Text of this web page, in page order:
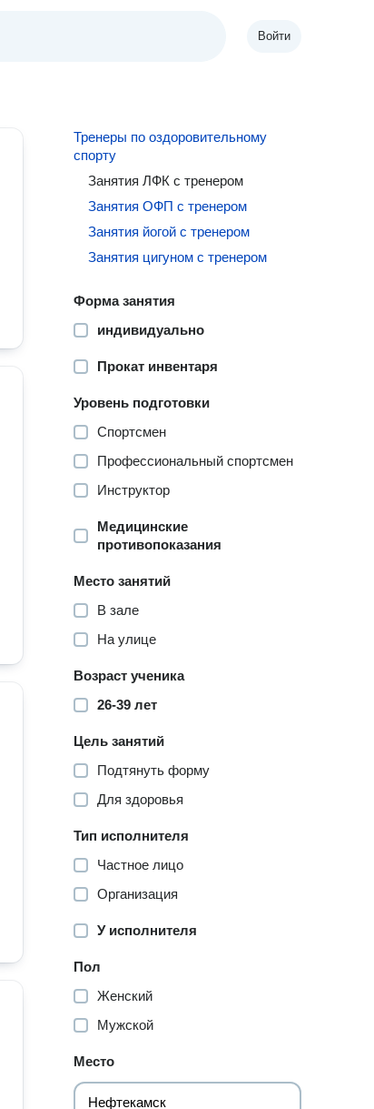
Войти
Тренеры по оздоровительному
спорту
Занятия ЛФК с тренером
Занятия ОФП с тренером
Занятия йогой с тренером
Занятия цигуном с тренером
Форма занятия
индивидуально
Прокат инвентаря
Уровень подготовки
Спортсмен
Профессиональный спортсмен
Инструктор
Медицинские
противопоказания
Место занятий
В зале
На улице
Возраст ученика
26-39 лет
Цель занятий
Подтянуть форму
Для здоровья
Тип исполнителя
Частное лицо
Организация
У исполнителя
Пол
Женский
Мужской
Место